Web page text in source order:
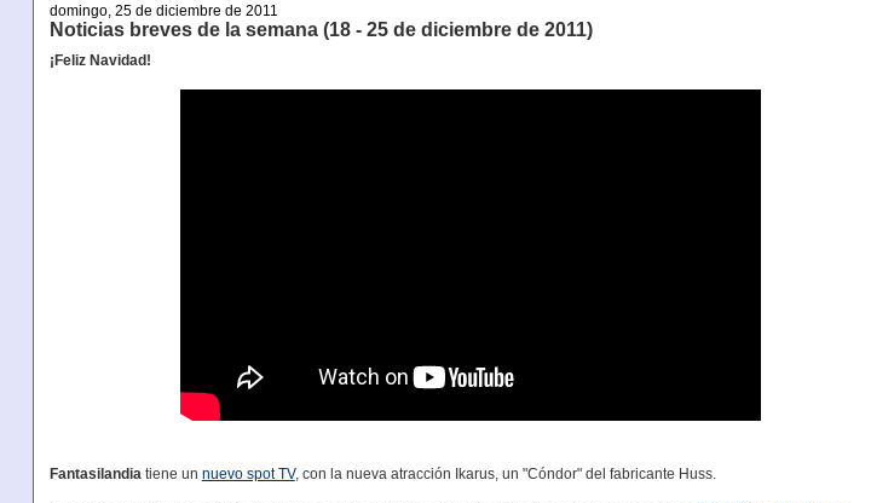
domingo, 25 de diciembre de 2011
Noticias breves de la semana (18 - 25 de diciembre de 2011)
¡Feliz Navidad!
Fantasilandiatiene un nuevo spot TV, con la nueva atracción Ikarus, un "Cóndor" del fabricante Huss.